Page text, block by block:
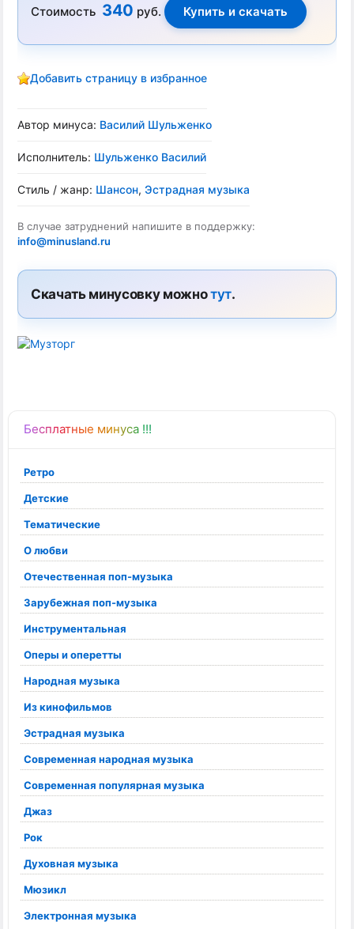
Бесплатные минуса !!!
Ретро
Детские
Тематические
О любви
Отечественная поп-музыка
Зарубежная поп-музыка
Инструментальная
Оперы и оперетты
Народная музыка
Из кинофильмов
Эстрадная музыка
Современная народная музыка
Современная популярная музыка
Джаз
Рок
Духовная музыка
Мюзикл
Электронная музыка
Стоимость 340 руб.
Добавить страницу в избранное
Автор минуса: Василий Шульженко
Исполнитель: Шульженко Василий
Стиль / жанр: Шансон, Эстрадная музыка
В случае затруднений напишите в поддержку:
info@minusland.ru
Скачать минусовку можнотут.